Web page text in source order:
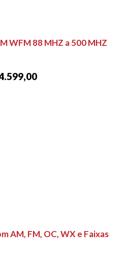
WFM 88 MHZ a 500 MHZ
AM, FM, OC, WX e Faixas